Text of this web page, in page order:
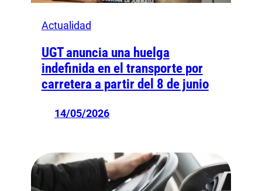
Actualidad
UGT anuncia una huelga
indefinida en el transporte por
carretera a partir del 8 de junio
14/05/2026